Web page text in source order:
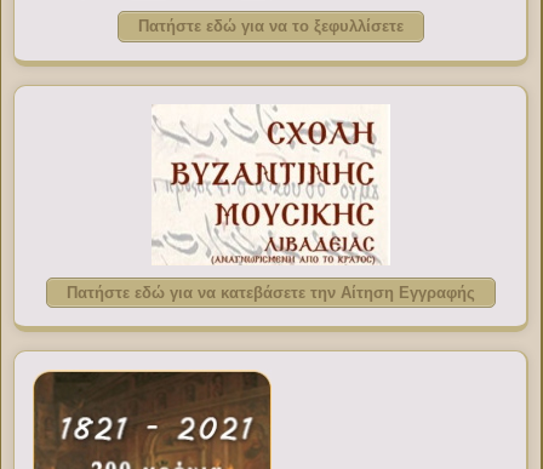
Πατήστε εδώ για να το ξεφυλλίσετε
Πατήστε εδώ για να κατεβάσετε την Αίτηση Εγγραφής